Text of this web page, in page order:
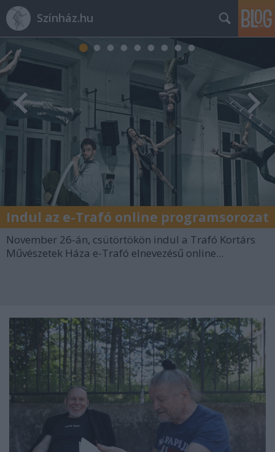
Színház.hu
Indul az e-Trafó online programsorozat
November 26-án, csütörtökön indul a Trafó Kortárs
Művészetek Háza e-Trafó elnevezésű online...